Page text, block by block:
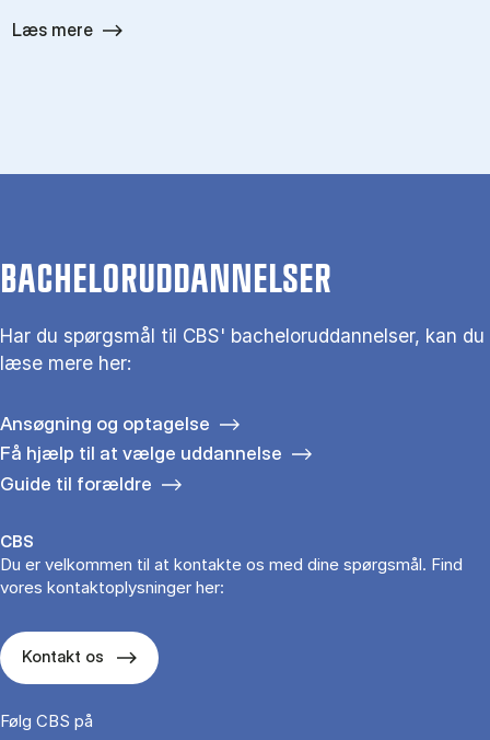
Læs mere
BACHELORUDDANNELSER
Har du spørgsmål til CBS' bacheloruddannelser, kan du
læse mere her:
Ansøgning og optagelse
Få hjælp til at vælge uddannelse
Guide til forældre
CBS
Du er velkommen til at kontakte os med dine spørgsmål. Find
vores kontaktoplysninger her:
Kontakt os
Følg CBS på